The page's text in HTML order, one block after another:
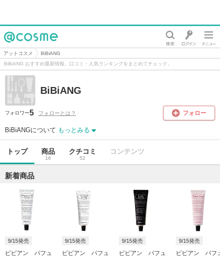
@cosme
アットコスメ
BiBiANG
BiBiANG おすすめ最新情報。口コミ・人気ランキングをまとめてチェック。
BiBiANG
フォロワー5 フォローとは？ フォロー
BiBiANGについて もっとみる
トップ 商品
16
クチコミ
52
コンテンツ
新着商品
9/15発売
ビビアン パフュ
9/15発売
ビビアン パフュ
9/15発売
ビビアン パフュ
9/15発売
ビビアン パフ